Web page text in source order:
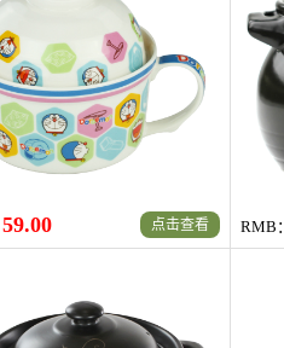
59.00 点击查看 RMB：